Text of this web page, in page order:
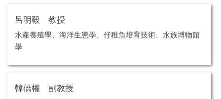
呂明毅 教授
水產養殖學、海洋生態學、仔稚魚培育技術、水族博物館
學
韓僑權 副教授